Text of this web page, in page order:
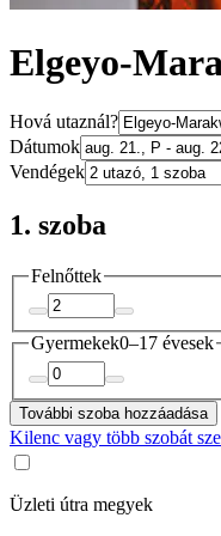
Elgeyo-
Hová utaznál?
Dátumok
Vendégek
1. szoba
Felnőttek
Gyermekek0–17 évesek
További szoba hozzáadása
Kilenc vagy több szobát
Üzleti útra megyek